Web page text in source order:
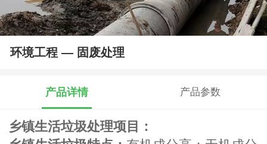
环境工程 — 固废处理
产品详情 产品参数
乡镇生活垃圾处理项目：